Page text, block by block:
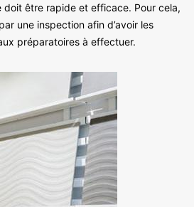
doit être rapide et efficace. Pour cela,
une inspection afin d’avoir les
préparatoires à effectuer.